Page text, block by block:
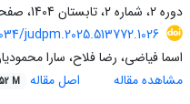
دوره 2، شماره 2، تابستان 1404، صفحه
judpm.2025.513772.1026
اسما فیاضی، رضا فلاح، سارا
مشاهده مقاله
اصل مقاله M